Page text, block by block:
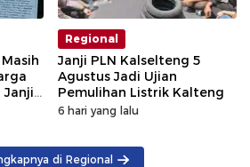
Janji
Regional
Janji PLN Kalselteng 5
Agustus Jadi Ujian
Pemulihan Listrik Kalteng
6 hari yang lalu
di Regional